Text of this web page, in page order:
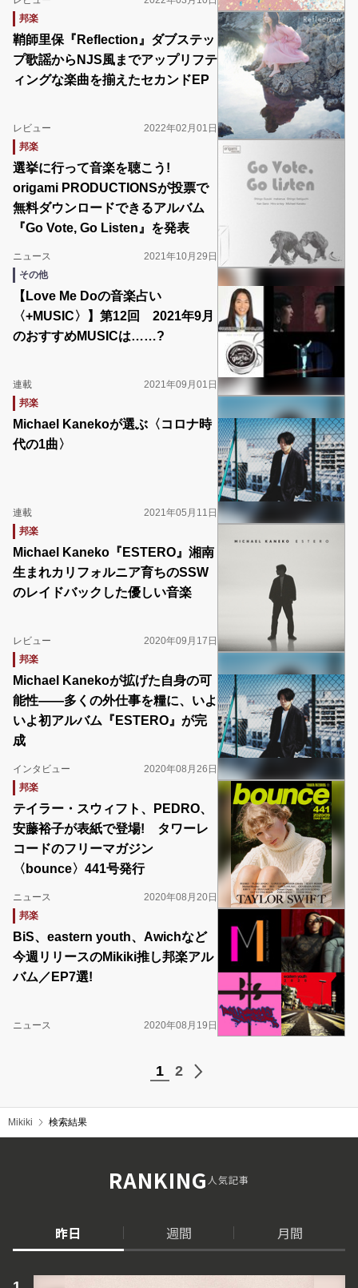
邦楽
鞘師里保『Reflection』ダブステッ
プ歌謡からNJS風までアップリフテ
ィングな楽曲を揃えたセカンドEP
レビュー
2022年02月01日
邦楽
選挙に行って音楽を聴こう!
origami PRODUCTIONSが投票で
無料ダウンロードできるアルバム
『Go Vote, Go Listen』を発表
ニュース
2021年10月29日
その他
【Love Me Doの音楽占い
〈+MUSIC〉】第12回 2021年9月
のおすすめMUSICは……?
連載
2021年09月01日
邦楽
Michael Kanekoが選ぶ〈コロナ時
代の1曲〉
連載
2021年05月11日
邦楽
Michael Kaneko『ESTERO』湘南
生まれカリフォルニア育ちのSSW
のレイドバックした優しい音楽
レビュー
2020年09月17日
邦楽
Michael Kanekoが拡げた自身の可
能性――多くの外仕事を糧に、いよ
いよ初アルバム『ESTERO』が完
成
インタビュー
2020年08月26日
邦楽
テイラー・スウィフト、PEDRO、
安藤裕子が表紙で登場! タワーレ
コードのフリーマガジン
〈bounce〉441号発行
ニュース
2020年08月20日
邦楽
BiS、eastern youth、Awichなど
今週リリースのMikiki推し邦楽アル
バム／EP7選!
ニュース 2020年08月19日
1 2
Mikiki 検索結果
RANKING人気記事
昨日 週間 月間